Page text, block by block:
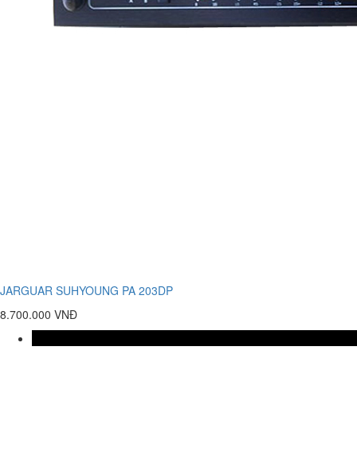
JARGUAR SUHYOUNG PA 203DP
8.700.000 VNĐ